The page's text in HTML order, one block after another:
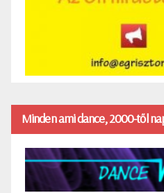
Minden ami dance, 2000-től